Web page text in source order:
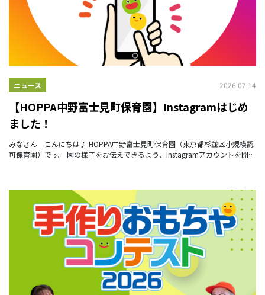
ニュース 2026.07.14
【HOPPA中野富士見町保育園】Instagramはじめ
ました！
みなさん こんにちは♪ HOPPA中野富士見町保育園（東京都杉並区小規模認
可保育園）です。 園の様子をお伝えできるよう、Instagramアカウントを開設